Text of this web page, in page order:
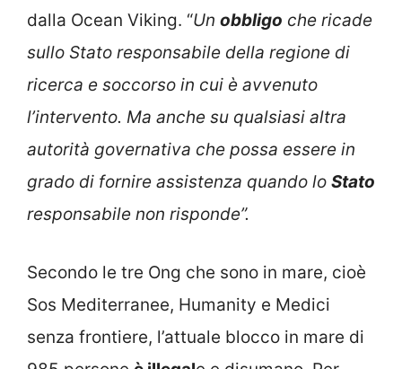
dalla Ocean Viking. “Un obbligo che ricade
sullo Stato responsabile della regione di
ricerca e soccorso in cui è avvenuto
l’intervento. Ma anche su qualsiasi altra
autorità governativa che possa essere in
grado di fornire assistenza quando lo Stato
responsabile non risponde”.
Secondo le tre Ong che sono in mare, cioè
Sos Mediterranee, Humanity e Medici
senza frontiere, l’attuale blocco in mare di